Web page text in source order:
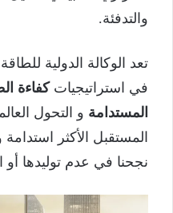
والتدفئة.
في استراتيجياتكفاءة
المستدامة و التحول
المستقبل الأكثر
نجحنا في عدم توليدها